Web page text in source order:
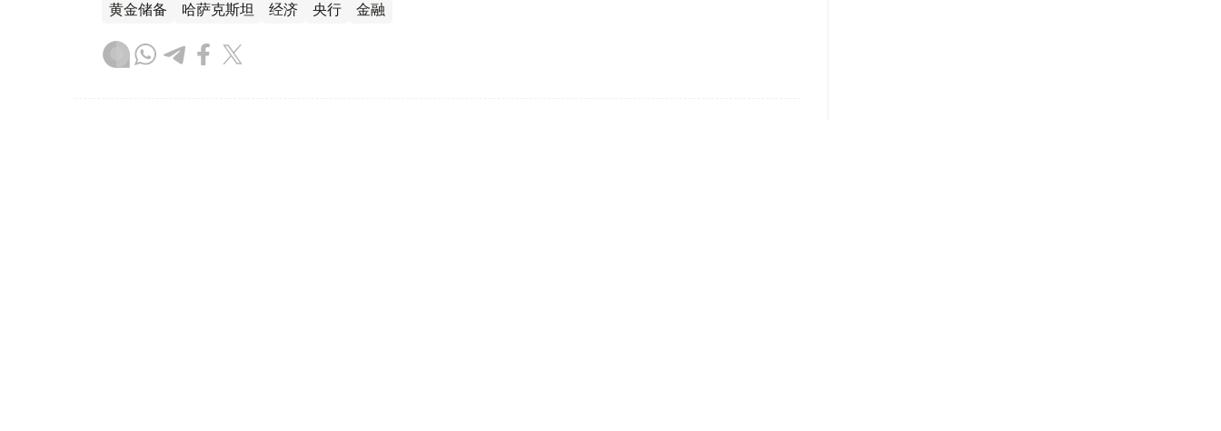
黄金储备 哈萨克斯坦 经济 央行 金融